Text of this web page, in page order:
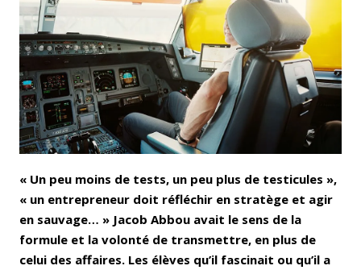
Email Facebook LinkedIn
Bluesky Whatsapp
« Un peu moins de tests, un peu plus de testicules »,
« un entrepreneur doit réfléchir en stratège et agir
en sauvage… » Jacob Abbou avait le sens de la
formule et la volonté de transmettre, en plus de
celui des affaires. Les élèves qu’il fascinait ou qu’il a